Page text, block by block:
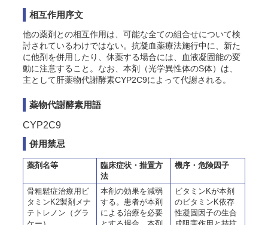
相互作用序文
他の薬剤との相互作用は、可能な全ての組合せについて検
討されているわけではない。抗凝血薬療法施行中に、新た
に他剤を併用したり、休薬する場合には、
血液凝固能の変
動に注意すること。なお、本剤（光学異性体のS体）は、
主として肝薬物代謝酵素CYP2C9によって代謝される。
薬物代謝酵素用語
CYP2C9
併用禁忌
薬剤名等
臨床症状・措置方
法
機序・危険因子
骨粗鬆症治療用ビ
タミンK2製剤メナ
テトレノン（グラ
本剤の効果を減弱
する。患者が本剤
による治療を必要
ビタミンKが本剤
のビタミンK依存
性凝固因子の生合